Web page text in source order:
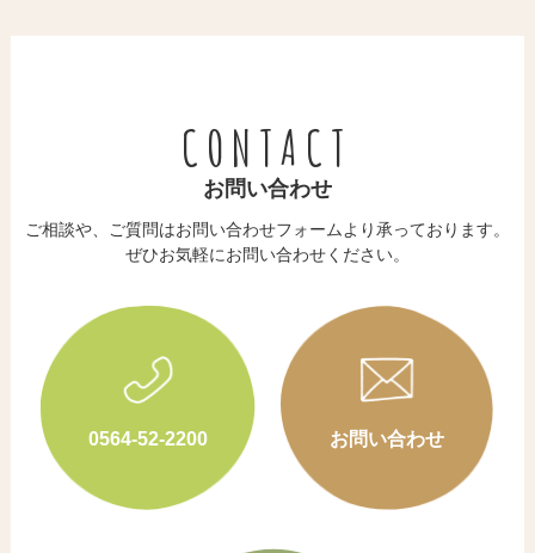
CONTACT
お問い合わせ
ご相談や、ご質問はお問い合わせフォームより承っております。
​​​​​​​ぜひお気軽にお問い合わせください。
0564-52-2200 お問い合わせ